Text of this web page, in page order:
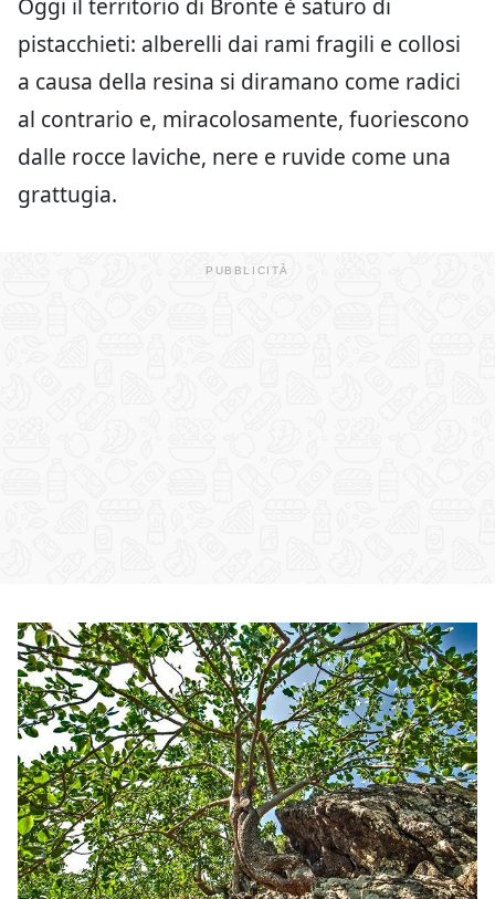
pistacchieti: alberelli dai rami fragili e collosi
a causa della resina si diramano come radici
al contrario e, miracolosamente, fuoriescono
dalle rocce laviche, nere e ruvide come una
grattugia.